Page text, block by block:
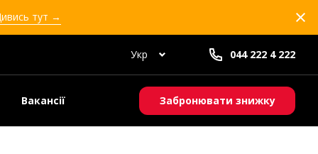
тут →
Укр 044 222 4 222
Вакансії Забронювати знижку